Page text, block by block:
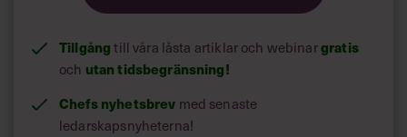
Tillgångtill våra låsta artiklar och webinargratis
och utan tidsbegränsning!
Chefs nyhetsbrev med senaste
ledarskapsnyheterna!